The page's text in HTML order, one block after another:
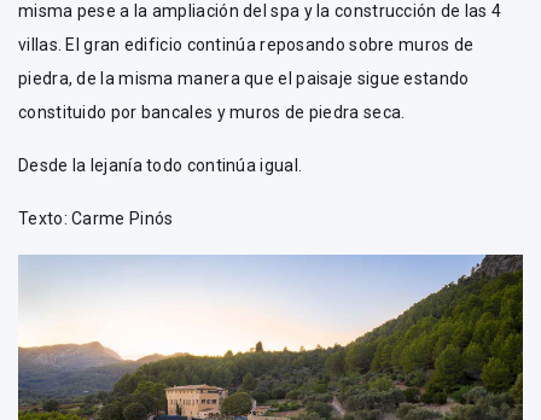
misma pese a la ampliación del spa y la construcción de las 4
villas. El gran edificio continúa reposando sobre muros de
piedra, de la misma manera que el paisaje sigue estando
constituido por bancales y muros de piedra seca.
Desde la lejanía todo continúa igual.
Texto: Carme Pinós